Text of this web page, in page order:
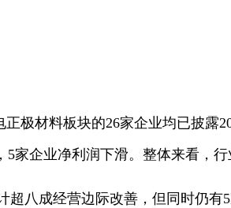
极材料板块的26家企业均已披露
家企业净利润下滑。整体来看，行
超八成经营边际改善，但同时仍